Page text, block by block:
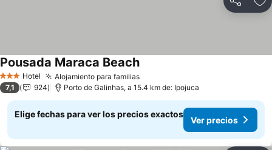
Compartir
3 Estrellas
Hotel Alojamiento para familiasVer precios
Pousada Maraca BeachVer precios
7,1 924 Porto de Galinhas, a 15.4 km de: Ipojuca
Elige fechas para ver los precios exactos
Ver precios